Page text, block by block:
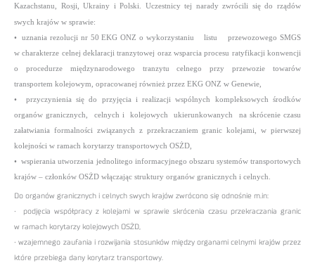
Kazachstanu, Rosji, Ukrainy i Polski. Uczestnicy tej narady zwrócili się do rządów
swych krajów w sprawie:
• uznania rezolucji nr 50 EKG ONZ o wykorzystaniu listu przewozowego SMGS
w charakterze celnej deklaracji tranzytowej oraz wsparcia procesu ratyfikacji konwencji
o procedurze międzynarodowego tranzytu celnego przy przewozie towarów
transportem kolejowym, opracowanej również przez EKG ONZ w Genewie,
• przyczynienia się do przyjęcia i realizacji wspólnych kompleksowych środków
organów granicznych, celnych i kolejowych ukierunkowanych na skrócenie czasu
załatwiania formalności związanych z przekraczaniem granic kolejami, w pierwszej
kolejności w ramach korytarzy transportowych OSŻD,
• wspierania utworzenia jednolitego informacyjnego obszaru systemów transportowych
krajów – członków OSŻD włączając struktury organów granicznych i celnych.
Do organów granicznych i celnych swych krajów zwrócono się odnośnie m.in:
• podjęcia współpracy z kolejami w sprawie skrócenia czasu przekraczania granic
w ramach korytarzy kolejowych OSŻD,
• wzajemnego zaufania i rozwijania stosunków między organami celnymi krajów przez
które przebiega dany korytarz transportowy.